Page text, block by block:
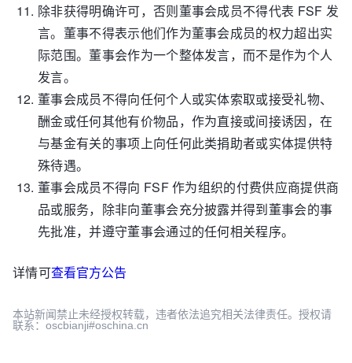
除非获得明确许可，否则董事会成员不得代表 FSF 发
言。董事不得表示他们作为董事会成员的权力超出实
际范围。董事会作为一个整体发言，而不是作为个人
发言。
董事会成员不得向任何个人或实体索取或接受礼物、
酬金或任何其他有价物品，作为直接或间接诱因，在
与基金有关的事项上向任何此类捐助者或实体提供特
殊待遇。
董事会成员不得向 FSF 作为组织的付费供应商提供商
品或服务，除非向董事会充分披露并得到董事会的事
先批准，并遵守董事会通过的任何相关程序。
详情可查看官方公告
本站新闻禁止未经授权转载，违者依法追究相关法律责任。授权请
联系：oscbianji#oschina.cn